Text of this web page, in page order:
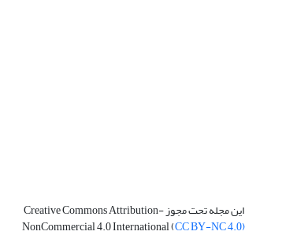
این مجله تحت مجوز Creative Commons Attribution-
NonCommercial 4.0 International (CC BY-NC 4.0)